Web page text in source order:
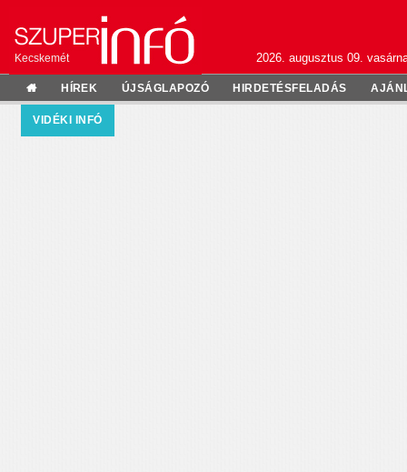
Kecskemét 2026. augusztus 09.
HÍREK ÚJSÁGLAPOZÓ HIRDETÉSFELADÁS
VIDÉKI INFÓ